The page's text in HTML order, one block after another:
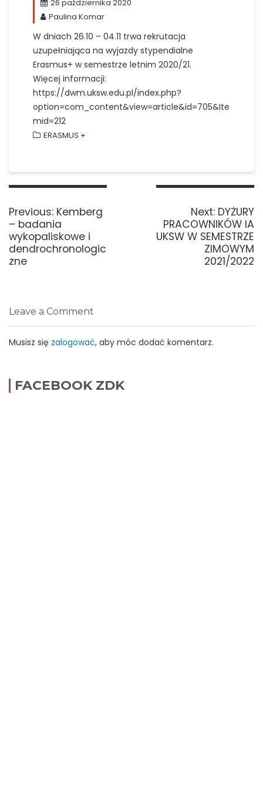
26 października 2020
Paulina Komar
W dniach 26.10 – 04.11 trwa rekrutacja
uzupełniająca na wyjazdy stypendialne
Erasmus+ w semestrze letnim 2020/21.
Więcej informacji:
https://dwm.uksw.edu.pl/index.php?
option=com_content&view=article&id=705&Ite
mid=212
ERASMUS +
Nawigacja
Previous: Previous
post:
Kemberg
– badania
wykopaliskowe i
dendrochronologic
zne
Next: Next
post:
DYŻURY
PRACOWNIKÓW IA
UKSW W SEMESTRZE
ZIMOWYM
2021/2022
Leave a Comment
Musisz się zalogować, aby móc dodać komentarz.
FACEBOOK ZDK